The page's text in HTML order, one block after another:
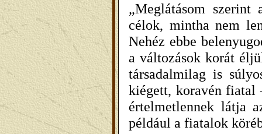
„Meglátásom
célok, mintha nem
Nehéz ebbe
a változások korát
társadalmilag is
kiégett, koravén fiatal
értelmetlennek látja
például a fiatalok